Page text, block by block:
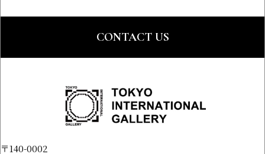
CONTACT US
〒140-0002